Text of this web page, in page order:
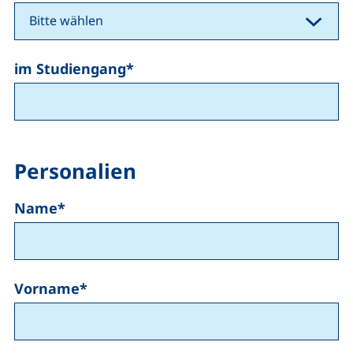
im Studiengang*
Personalien
Name*
Vorname*